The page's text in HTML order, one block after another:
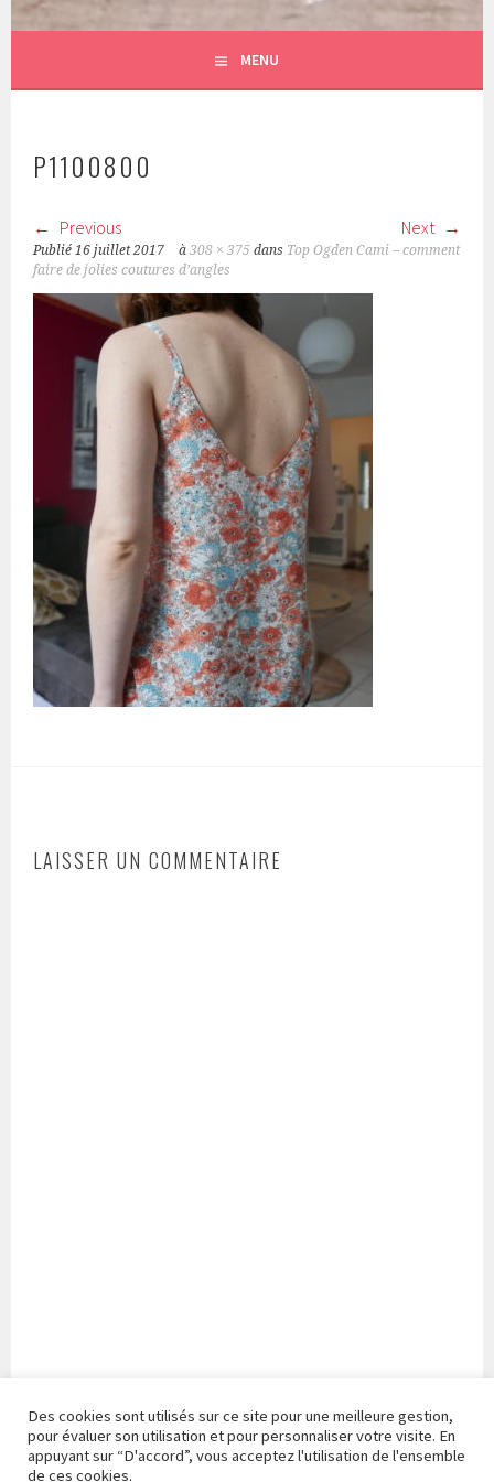
MENU
P1100800
Previous Next
Publié16 juillet 2017 à308 × 375 dans Top Ogden Cami – comment
faire de jolies coutures d’angles
LAISSER UN COMMENTAIRE
Des cookies sont utilisés sur ce site pour une meilleure gestion,
pour évaluer son utilisation et pour personnaliser votre visite. En
appuyant sur “D'accord”, vous acceptez l'utilisation de l'ensemble
de ces cookies.